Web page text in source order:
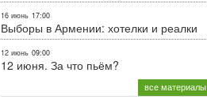
16 июнь 17:00
Выборы в Армении: хотелки и реалки
12 июнь 09:00
12 июня. За что пьём?
все материалы